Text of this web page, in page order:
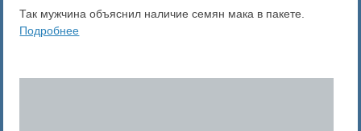
Так мужчина объяснил наличие семян мака в пакете.
Подробнее